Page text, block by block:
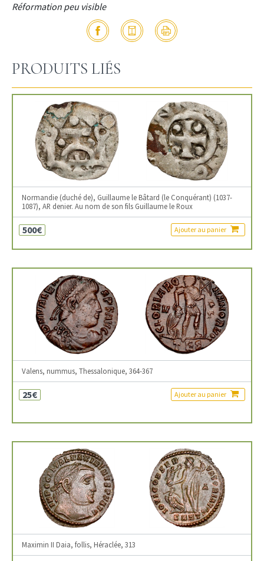
Réformation peu visible
PRODUITS LIÉS
Normandie (duché de), Guillaume le Bâtard (le Conquérant) (1037-
1087), AR denier. Au nom de son fils Guillaume le Roux
500€ Ajouter au panier
Valens, nummus, Thessalonique, 364-367
25€ Ajouter au panier
Maximin II Daia, follis, Héraclée, 313